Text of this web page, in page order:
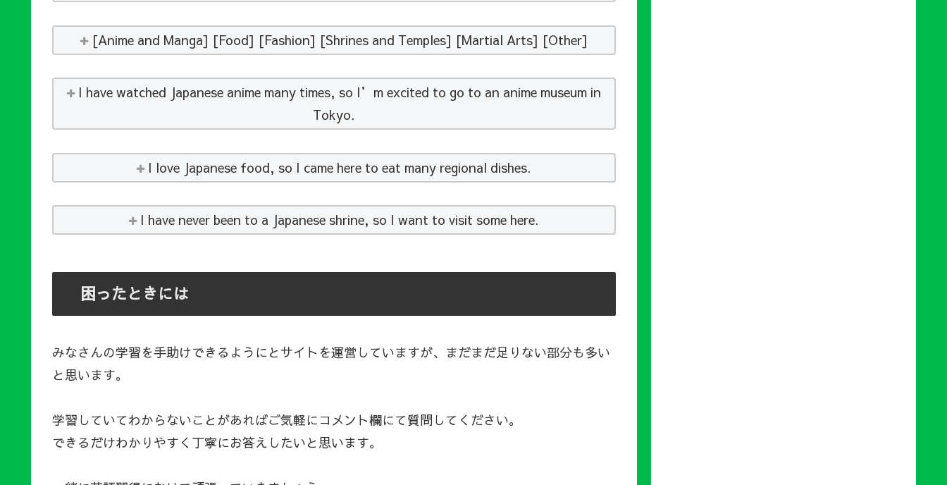
[Anime and Manga] [Food] [Fashion] [Shrines and Temples] [Martial Arts] [Other]
I have watched Japanese anime many times, so I’m excited to go to an anime museum in
Tokyo.
I love Japanese food, so I came here to eat many regional dishes.
I have never been to a Japanese shrine, so I want to visit some here.
困ったときには
みなさんの学習を手助けできるようにとサイトを運営していますが、まだまだ足りない部分も多い
と思います。
学習していてわからないことがあればご気軽にコメント欄にて質問してください。
できるだけわかりやすく丁寧にお答えしたいと思います。